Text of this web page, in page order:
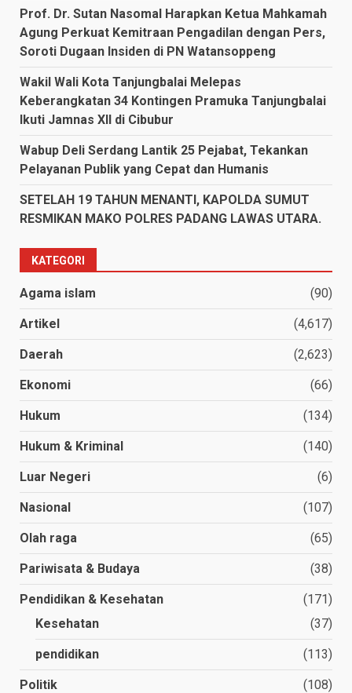
Prof. Dr. Sutan Nasomal Harapkan Ketua Mahkamah
Agung Perkuat Kemitraan Pengadilan dengan Pers,
Soroti Dugaan Insiden di PN Watansoppeng
Wakil Wali Kota Tanjungbalai Melepas
Keberangkatan 34 Kontingen Pramuka Tanjungbalai
Ikuti Jamnas XII di Cibubur
Wabup Deli Serdang Lantik 25 Pejabat, Tekankan
Pelayanan Publik yang Cepat dan Humanis
SETELAH 19 TAHUN MENANTI, KAPOLDA SUMUT
RESMIKAN MAKO POLRES PADANG LAWAS UTARA.
KATEGORI
Agama islam (90)
Artikel (4,617)
Daerah (2,623)
Ekonomi (66)
Hukum (134)
Hukum & Kriminal (140)
Luar Negeri (6)
Nasional (107)
Olah raga (65)
Pariwisata & Budaya (38)
Pendidikan & Kesehatan
(171)
Kesehatan
(37)
pendidikan (113)
Politik (108)